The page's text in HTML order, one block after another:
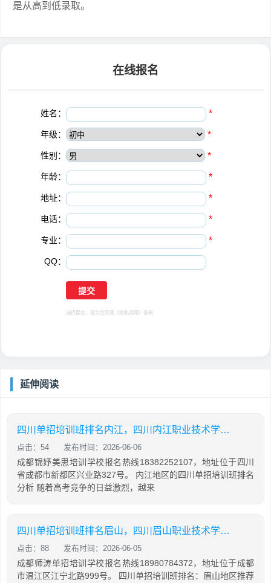
是从高到低录取。
在线报名
姓名： *
年级： *
性别： *
年龄： *
地址： *
电话： *
专业： *
QQ：
选择提交，视为您同意 《隐私保障》 条例
延伸阅读
四川单招培训班排名内江，四川内江职业技术学校单招
点击：54 发布时间：2026-06-06
成都锦妤美思培训学校报名热线18382252107，地址位于四川
省成都市新都区兴业路327号。 内江地区的四川单招培训班排名
分析 随着高考竞争的日益激烈，越来
四川单招培训班排名眉山，四川眉山职业技术学院单招
点击：88 发布时间：2026-06-05
成都师涛单招培训学校报名热线18980784372，地址位于成都
市温江区江宁北路999号。 四川单招培训班排名：眉山地区推荐